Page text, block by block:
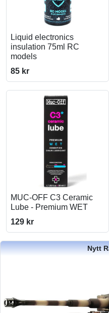
Liquid electronics
insulation 75ml RC
models
85 kr
MUC-OFF C3 Ceramic
Lube - Premium WET
129 kr
Nytt